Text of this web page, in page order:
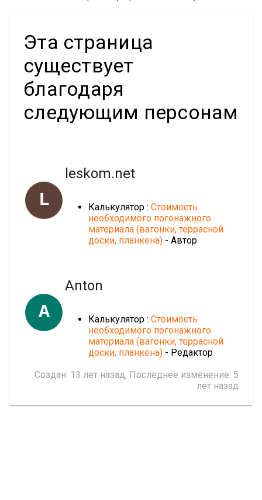
Эта страница
существует
благодаря
следующим персонам
L
leskom.net
Калькулятор : Стоимость
необходимого погонажного
материала (вагонки, террасной
доски, планкена) - Автор
A
Anton
Калькулятор : Стоимость
необходимого погонажного
материала (вагонки, террасной
доски, планкена) - Редактор
Создан: 13 лет назад, Последнее изменение: 5
лет назад